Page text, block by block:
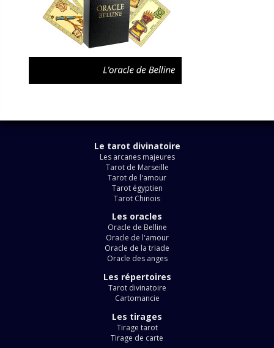
Le tarot divinatoire
Les arcanes majeures
Tarot de Marseille
Tarot de l'amour
Tarot égyptien
Tarot Chinois
Les oracles
Oracle de Belline
Oracle de l'amour
Oracle de la triade
Oracle des anges
Les répertoires
Tarot divinatoire
Cartomancie
Les tirages
Tirage tarot
Tirage de carte